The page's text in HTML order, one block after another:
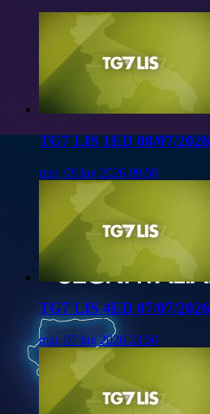
TG7 LIS 1ED 08/07/2026
mer, 08 lug 2026 09:50
TG7 LIS 4ED 07/07/2026
mar, 07 lug 2026 23:50